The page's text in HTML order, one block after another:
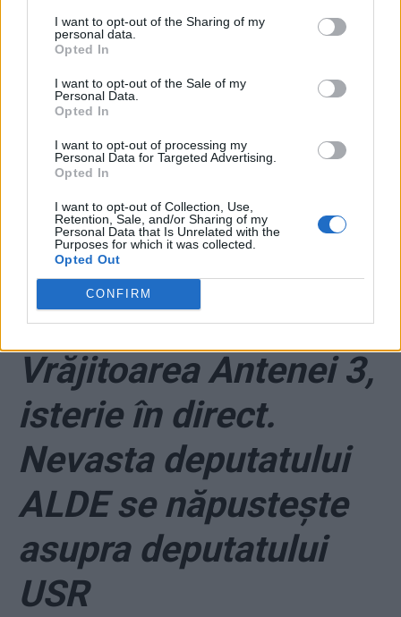
I want to opt-out of the Sharing of my
personal data.
Opted In
I want to opt-out of the Sale of my
Personal Data.
Opted In
I want to opt-out of processing my
Personal Data for Targeted Advertising.
Opted In
I want to opt-out of Collection, Use,
Retention, Sale, and/or Sharing of my
Personal Data that Is Unrelated with the
Purposes for which it was collected.
Opted Out
CONFIRM
Marșul PNL prin
Focșani a fost blocat
de primarul lui
Oprișan cu „fructe de
mare” și „delicii
turcești”!
*FOTO-GALERIE.
Vrăjitoarea Antenei 3,
isterie în direct.
Nevasta deputatului
ALDE se năpustește
asupra deputatului
USR